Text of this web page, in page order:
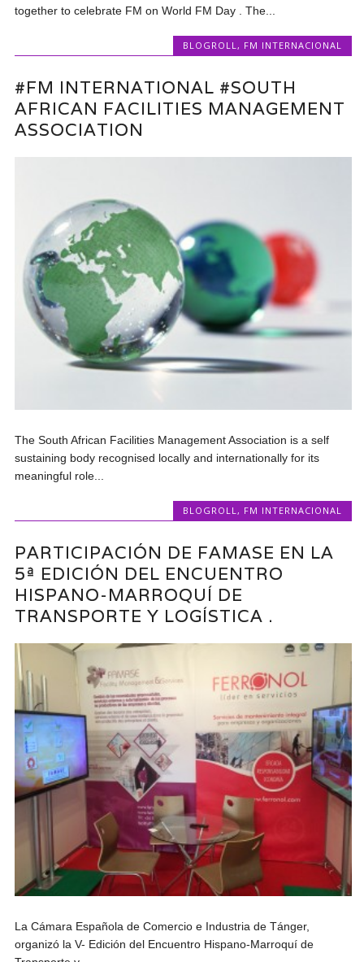
together to celebrate FM on World FM Day . The...
BLOGROLL , FM INTERNACIONAL
#FM INTERNATIONAL #SOUTH
AFRICAN FACILITIES MANAGEMENT
ASSOCIATION
The South African Facilities Management Association is a self
sustaining body recognised locally and internationally for its
meaningful role...
BLOGROLL, FM INTERNACIONAL
PARTICIPACIÓN DE FAMASE EN LA
5ª EDICIÓN DEL ENCUENTRO
HISPANO-MARROQUÍ DE
TRANSPORTE Y LOGÍSTICA .
La Cámara Española de Comercio e Industria de Tánger,
organizó la V- Edición del Encuentro Hispano-Marroquí de